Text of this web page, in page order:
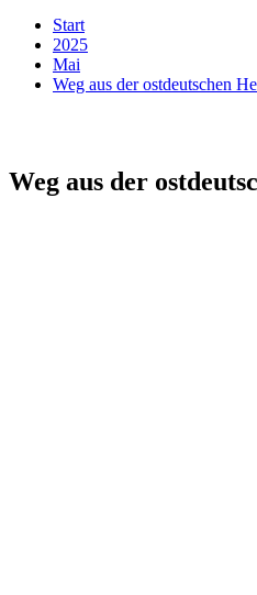
Start
2025
Mai
Weg aus der ostdeutschen
Weg aus der